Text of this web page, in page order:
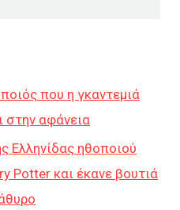
που η γκαντεμιά
στην αφάνεια
Ελληνίδας ηθοποιού
Potter και έκανε βουτιά